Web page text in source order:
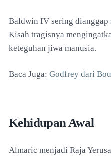
Baldwin IV sering dianggap
Kisah tragisnya
keteguhan jiwa manusia.
Baca Juga: Godfrey dari
Kehidupan Awal
Almaric menjadi Raja